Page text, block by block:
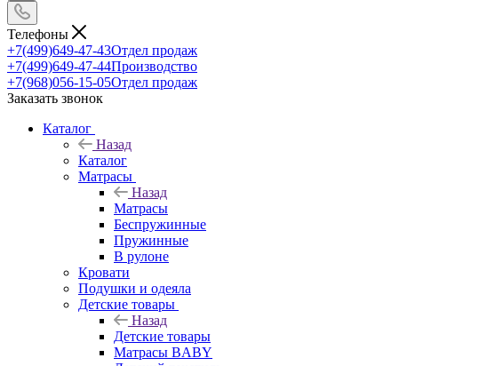
Телефоны
+7(499)649-47-43Отдел продаж
+7(499)649-47-44Производство
+7(968)056-15-05Отдел продаж
Заказать звонок
Каталог
Назад
Каталог
Матрасы
Назад
Матрасы
Беспружинные
Пружинные
В рулоне
Кровати
Подушки и одеяла
Детские товары
Назад
Детские товары
Матрасы BABY